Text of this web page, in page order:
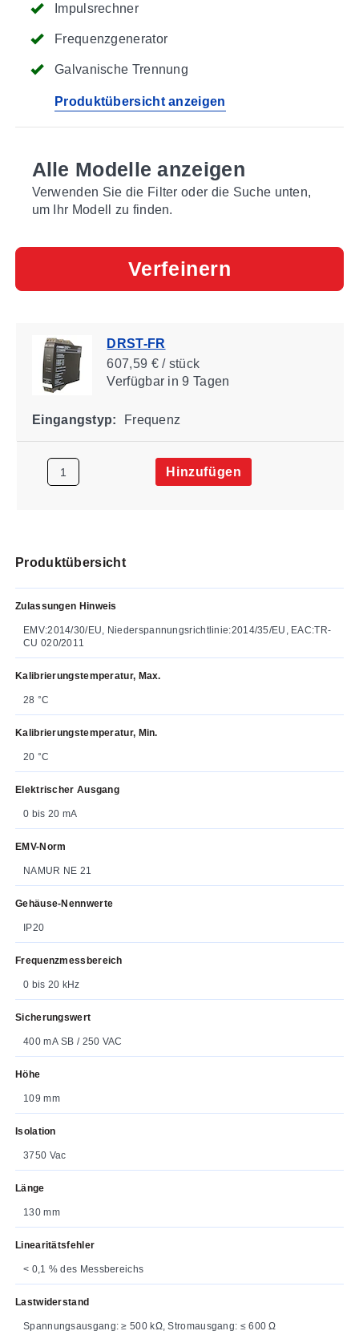
Impulsrechner
Frequenzgenerator
Galvanische Trennung
Produktübersicht anzeigen
Alle Modelle anzeigen
Verwenden Sie die Filter oder die Suche unten,
um Ihr Modell zu finden.
Verfeinern
DRST-FR
607,59 € / stück
Verfügbarin 9 Tagen
Eingangstyp: Frequenz
Hinzufügen
Produktübersicht
Zulassungen Hinweis
EMV:2014/30/EU, Niederspannungsrichtlinie:2014/35/EU, EAC:TR-
CU 020/2011
Kalibrierungstemperatur, Max.
28 °C
Kalibrierungstemperatur, Min.
20 °C
Elektrischer Ausgang
0 bis 20 mA
EMV-Norm
NAMUR NE 21
Gehäuse-Nennwerte
IP20
Frequenzmessbereich
0 bis 20 kHz
Sicherungswert
400 mA SB / 250 VAC
Höhe
109 mm
Isolation
3750 Vac
Länge
130 mm
Linearitätsfehler
< 0,1 % des Messbereichs
Lastwiderstand
Spannungsausgang: ≥ 500 kΩ, Stromausgang: ≤ 600 Ω